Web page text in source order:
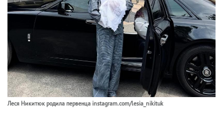
Леся Никитюк родила первенца instagram.com/lesia_nikituk